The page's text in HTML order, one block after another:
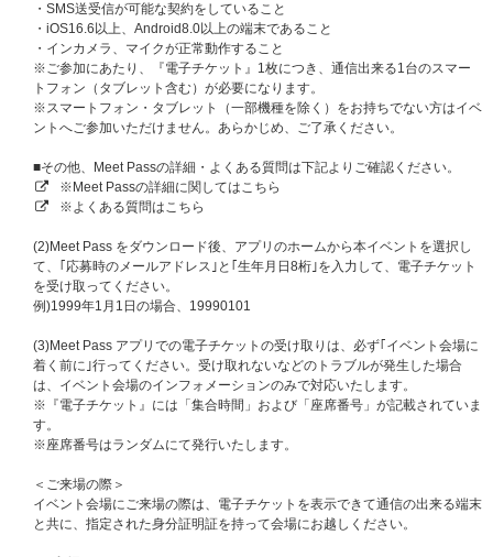
■応募対象商品
BAD (Japanese Ver.)【3形態セット】【ショーケース、お見送り会抽
選対象】
BAD (Japanese Ver.)【初回盤A】【ショーケース、お見送り会抽選対
象】
BAD (Japanese Ver.)【初回盤B】【ショーケース、お見送り会抽選対
BAD (Japanese Ver.)【通常盤】【ショーケース、お見送り会抽選対
象】
BAD (Japanese Ver.)【初回フラッシュプライス盤】【ショーケース、
BAD (Japanese Ver.)【メンバーソロ盤】【ショーケース、お見送り会
抽選対象】
※ATINY盤、メンバーソロ盤全8形態セットはATEEZ JAPAN OFFICIAL FAN
CLUB会員様のみご購入いただけます。
い。通常商品をご購入いただく場合、抽選対象外になりますのでご注意くだ
さい。
※ご注文完了後の商品のキャンセル、返品、お支払い方法の変更、商品の変
更（数量も含む）は一切お受けできませんので、あらかじめご了承くださ
い。
ショーケース、お見送り会抽選対象商品（ATINY盤、初回盤A、初回盤B、
通常盤、フラッシュプライス盤、メンバーソロジャケット盤、3形態セッ
ト、8形態セットのいずれか1枚または1セット）のご予約（ご決済完了）と
・SMS送受信が可能な契約をしていること
・iOS16.6以上、Android8.0以上の端末であること
・インカメラ、マイクが正常動作すること
※ご参加にあたり、『電子チケット』1枚につき、通信出来る1台のスマー
トフォン（タブレット含む）が必要になります。
※スマートフォン・タブレット（一部機種を除く）をお持ちでない方はイベ
ントへご参加いただけません。あらかじめ、ご了承ください。
■その他、Meet Passの詳細・よくある質問は下記よりご確認ください。
※Meet Passの詳細に関してはこちら
※よくある質問はこちら
(2)Meet Pass をダウンロード後、アプリのホームから本イベントを選択し
て、｢応募時のメールアドレス｣と｢生年月日8桁｣を入力して、電子チケット
を受け取ってください。
例)1999年1月1日の場合、19990101
(3)Meet Pass アプリでの電子チケットの受け取りは、必ず｢イベント会場に
着く前に｣行ってください。受け取れないなどのトラブルが発生した場合
は、イベント会場のインフォメーションのみで対応いたします。
※『電子チケット』には「集合時間」および「座席番号」が記載されていま
す。
※座席番号はランダムにて発行いたします。
＜ご来場の際＞
イベント会場にご来場の際は、電子チケットを表示できて通信の出来る端末
と共に、指定された身分証明証を持って会場にお越しください。